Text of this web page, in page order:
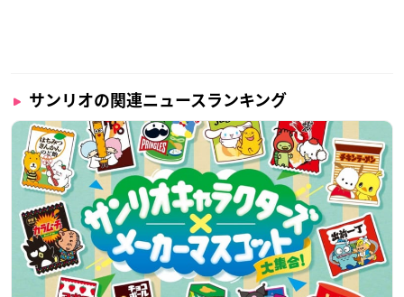
サンリオの関連ニュースランキング